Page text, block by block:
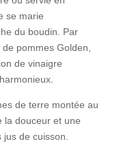
se marie
du boudin. Par
pommes Golden,
de vinaigre
de terre montée au
la douceur et une
de cuisson.